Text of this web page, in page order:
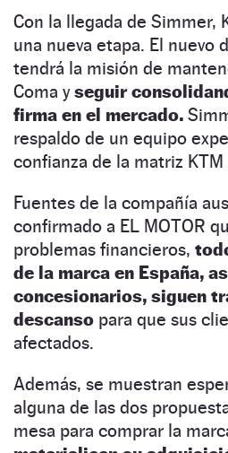
Con la llegada de Simmer,
una nueva etapa. El nuevo
tendrá la misión de
Coma yseguir
firma en el mercado.
respaldo de un equipo
confianza de la matriz KTM
Fuentes de la compañía
confirmado a EL MOTOR
problemas financieros,
de la marca en España,
concesionarios, siguen
descanso para que sus
afectados.
Además, se muestran
alguna de las dos
mesa para comprar la